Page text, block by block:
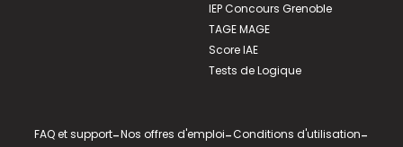
IEP Concours Grenoble
TAGE MAGE
Score IAE
Tests de Logique
FAQ et support-Nos offres d'emploi-Conditions d'utilisation-